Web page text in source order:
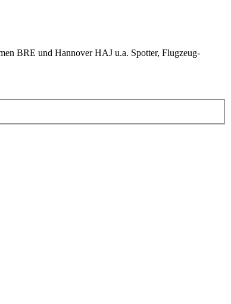
BRE und Hannover HAJ u.a. Spotter, Flugzeug-